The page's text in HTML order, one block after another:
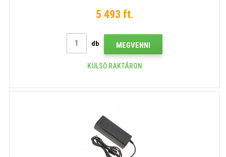
5 493 ft.
db MEGVENNI
KÜLSŐ RAKTÁRON